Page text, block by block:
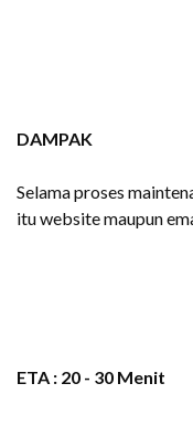
DAMPAK
Selama proses
itu website maupun
ETA : 20 - 30 Menit